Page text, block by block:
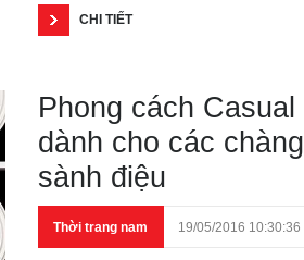
CHI TIẾT
Phong cách Casual
dành cho các chàng
sành điệu
Thời trang nam 19/05/2016 10:30:36